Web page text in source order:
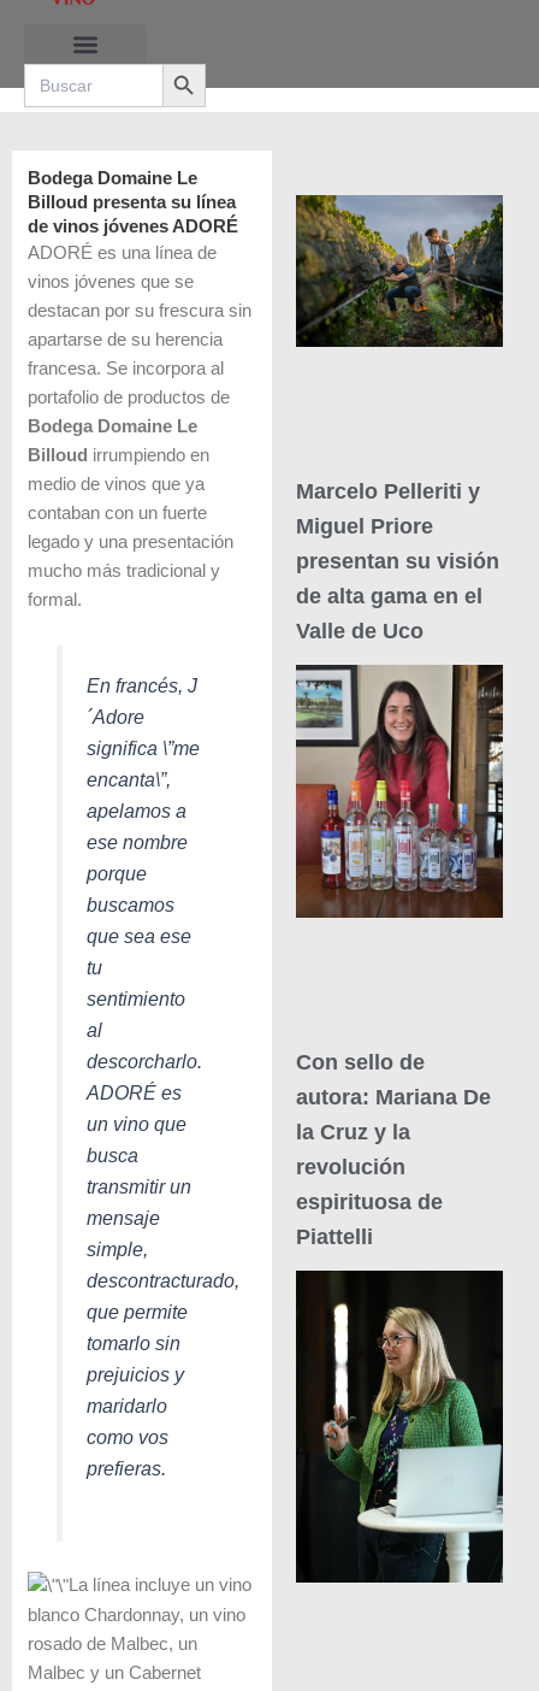
contenido
Search
for:
Search Button
Bodega Domaine Le
Billoud presenta su línea
de vinos jóvenes ADORÉ
ADORÉ es una línea de
vinos jóvenes que se
destacan por su frescura sin
apartarse de su herencia
francesa. Se incorpora al
portafolio de productos de
Bodega Domaine Le
Billoud irrumpiendo en
medio de vinos que ya
contaban con un fuerte
legado y una presentación
mucho más tradicional y
formal.
En francés, J
´Adore
significa \”me
encanta\”,
apelamos a
ese nombre
porque
buscamos
que sea ese
tu
sentimiento
al
descorcharlo.
ADORÉ es
un vino que
busca
transmitir un
mensaje
simple,
descontracturado,
que permite
tomarlo sin
prejuicios y
maridarlo
como vos
prefieras.
La línea incluye un vino
blanco Chardonnay, un vino
rosado de Malbec, un
Malbec y un Cabernet
Marcelo Pelleriti y
Miguel Priore
presentan su visión
de alta gama en el
Valle de Uco
Con sello de
autora: Mariana De
la Cruz y la
revolución
espirituosa de
Piattelli